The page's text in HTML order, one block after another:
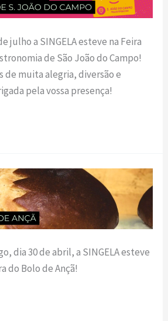
julho a SINGELA esteve na Feira
de São João do Campo!
de muita alegria, diversão e
pela vossa presença!
dia 30 de abril, a SINGELA esteve
do Bolo de Ançã!